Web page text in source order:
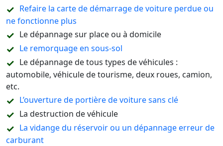
Refaire la carte de démarrage de voiture perdue ou
ne fonctionne plus
Le dépannage sur place ou à domicile
Le remorquage en sous-sol
Le dépannage de tous types de véhicules :
automobile, véhicule de tourisme, deux roues, camion,
etc.
L’ouverture de portière de voiture sans clé
La destruction de véhicule
La vidange du réservoir ou un dépannage erreur de
carburant